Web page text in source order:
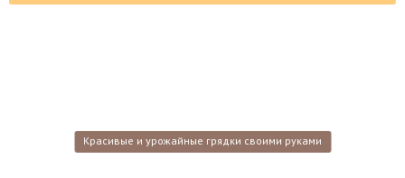
Красивые и урожайные грядки своими руками